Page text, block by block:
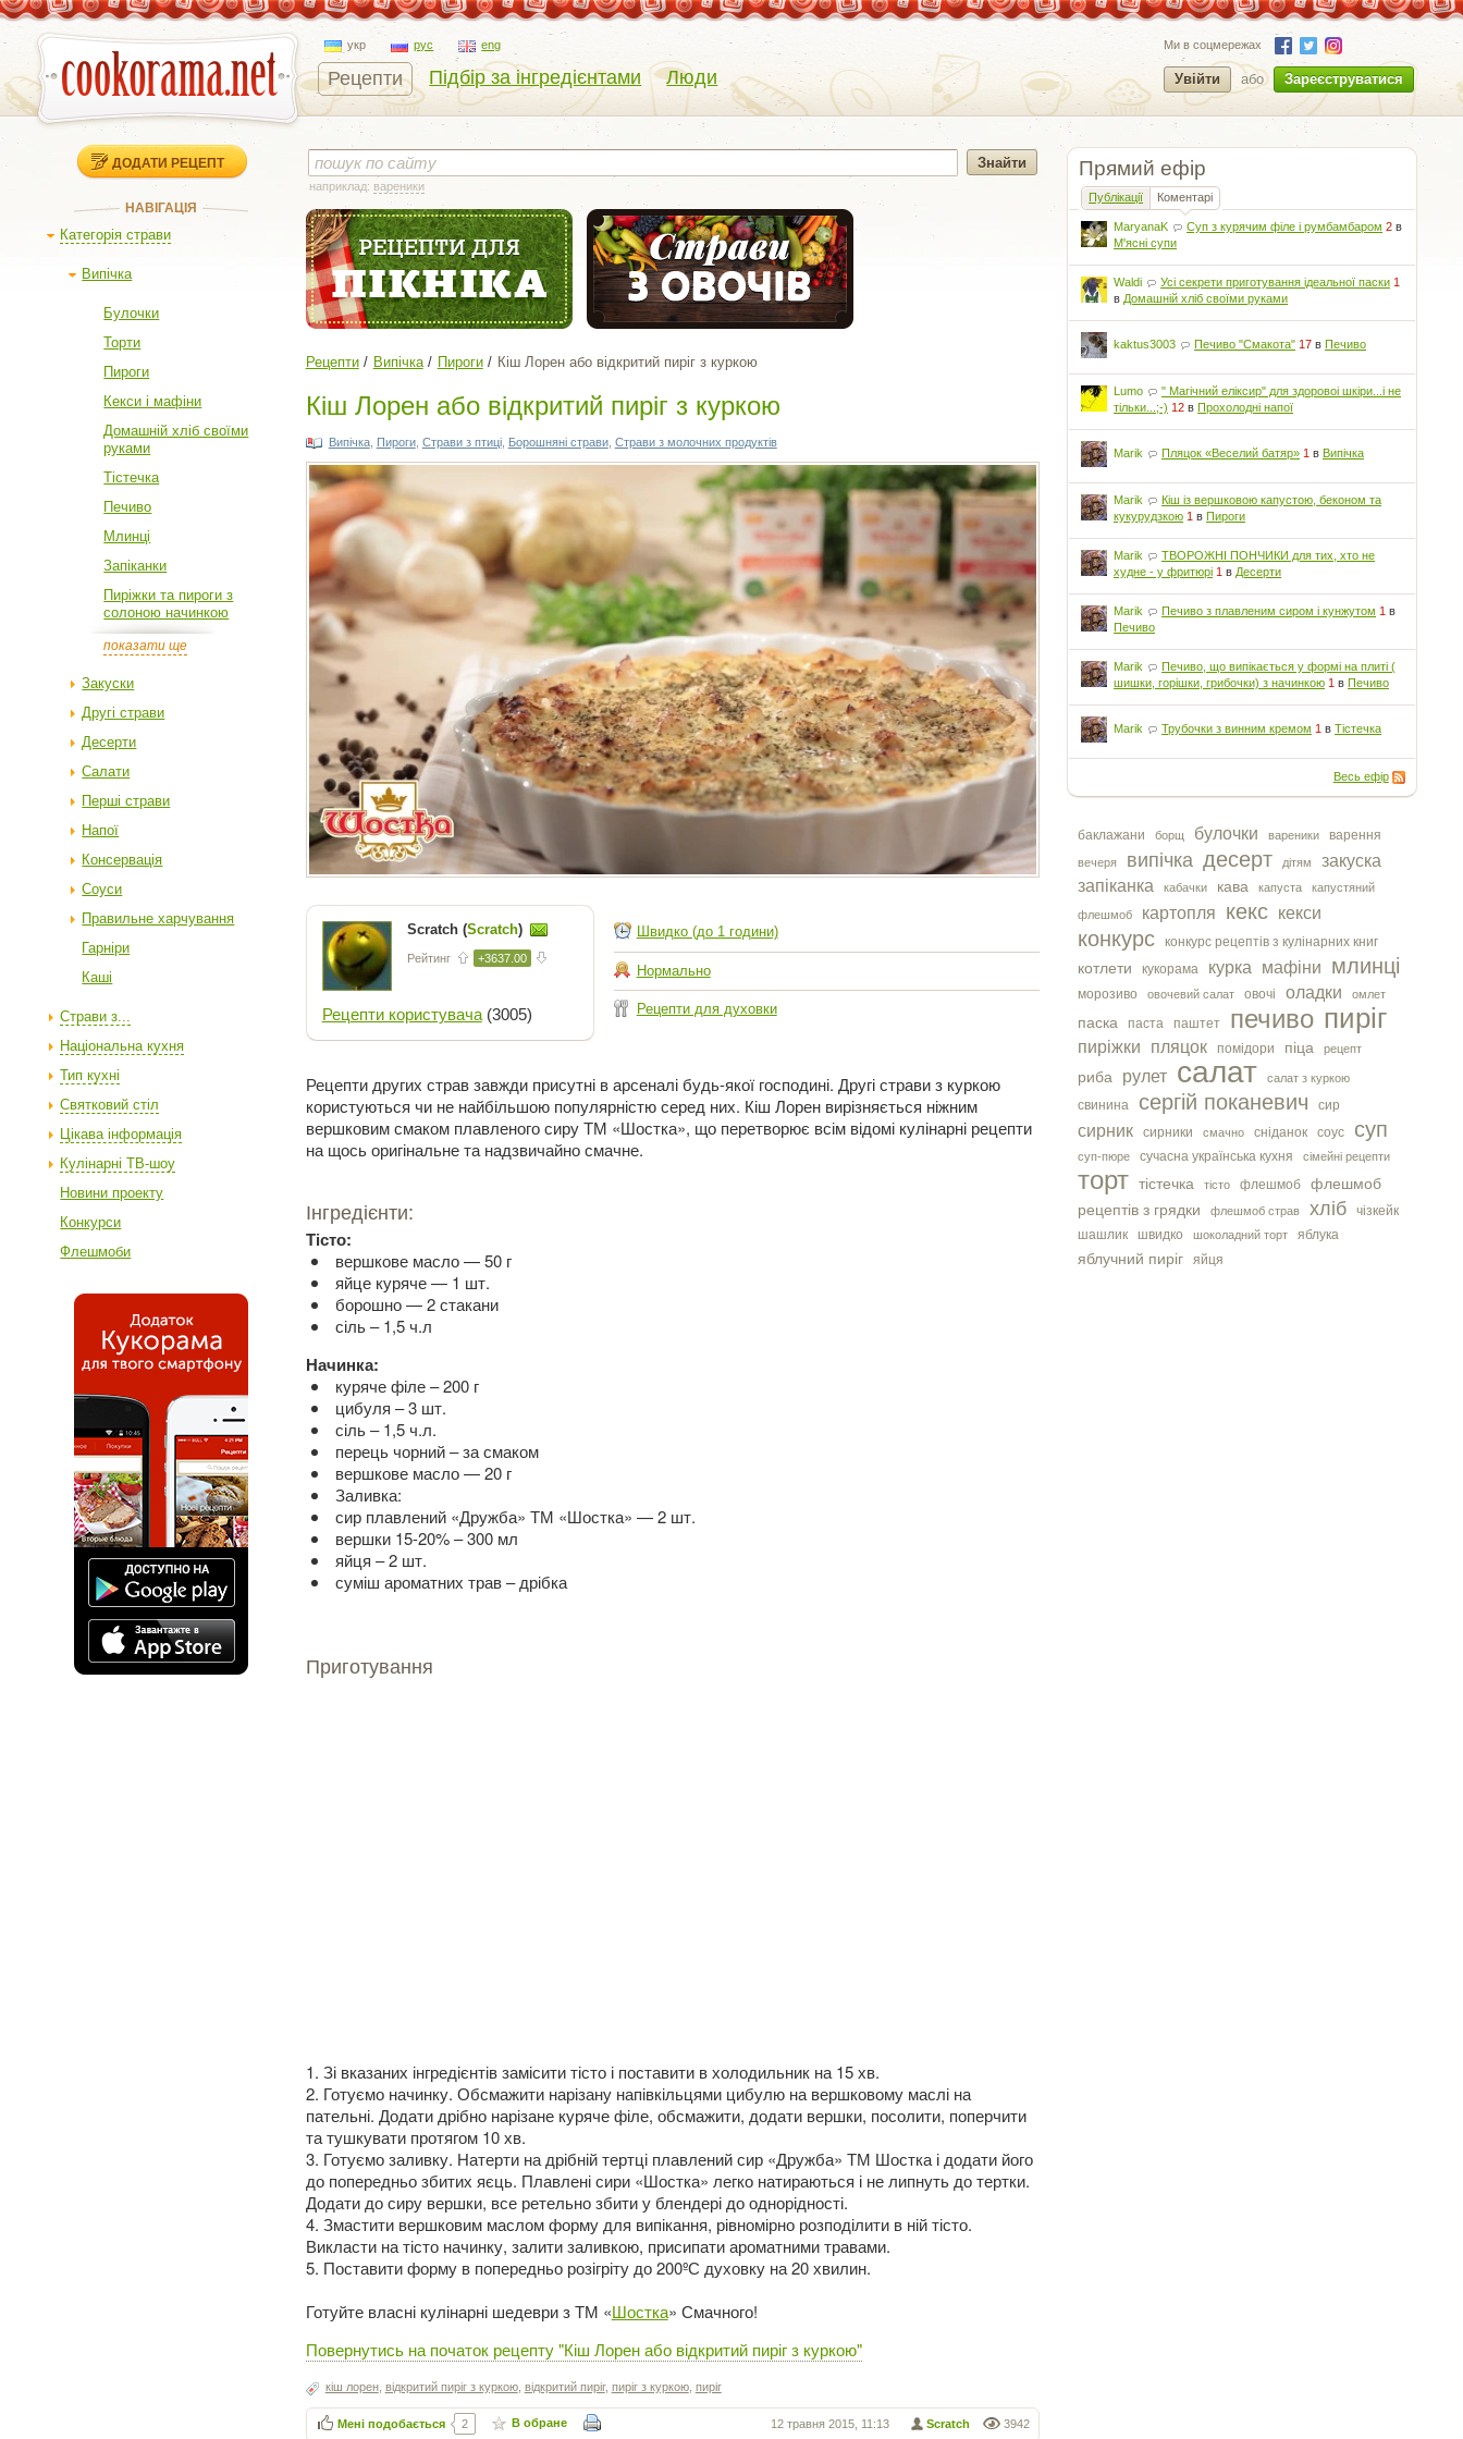
укр рус eng
Рецепти Підбір за інгредієнтами Люди
Ми в соцмережах
Увійти або Зареєструватися
ДОДАТИ РЕЦЕПТ
НАВІГАЦІЯ
Категорія страви
Випічка
Булочки
Торти
Пироги
Кекси і мафіни
Домашній хліб своїми
руками
Тістечка
Печиво
Млинці
Запіканки
Пиріжки та пироги з
солоною начинкою
показати ще
Закуски
Другі страви
Десерти
Салати
Перші страви
Напої
Консервація
Соуси
Правильне харчування
Гарніри
Каші
Страви з...
Національна кухня
Тип кухні
Святковий стіл
Цікава інформація
Кулінарні ТВ-шоу
Новини проекту
Конкурси
Флешмоби
Прямий ефір
Публікації Коментарі
MaryanaK Суп з курячим філе і румбамбаром 2 в
М'ясні супи
Waldi Усі секрети приготування ідеальної паски 1
в Домашній хліб своїми руками
kaktus3003 Печиво "Смакота" 17 вПечиво
Lumo
" Магічний еліксир" для здоровоі шкіри...і не
тільки...;-) 12 вПрохолодні напої
Marik Пляцок «Веселий батяр» 1 вВипічка
Marik
Кіш із вершковою капустою, беконом та
кукурудзкою 1 вПироги
Marik
ТВОРОЖНІ ПОНЧИКИ для тих, хто не
худне - у фритюрі 1 в Десерти
Marik Печиво з плавленим сиром і кунжутом 1 в
Печиво
Marik
Печиво, що випікається у формі на плиті (
шишки, горішки, грибочки) з начинкою 1 вПечиво
Marik Трубочки з винним кремом 1 вТістечка
Весь ефір
баклажани борщ булочки вареники варення
вечеря випічка десерт дітям
закуска
запіканка
кабачки кава капуста капустяний
флешмоб картопля кекс кекси
конкурс конкурс рецептів з кулінарних книг
котлети кукорама курка мафіни млинці
морозиво овочевий салат овочі оладки омлет
паска паста паштет печиво пиріг
пиріжки пляцок помідори піца рецепт
риба рулет салат салат з куркою
свинина сергiй поканевич сир
сирник сирники смачно сніданок соус суп
суп-пюре сучасна українська кухня сімейні рецепти
торт тістечка тісто флешмоб
флешмоб
рецептів з грядки
флешмоб страв хліб
чізкейк
шашлик
швидко шоколадний торт яблука
яблучний пиріг яйця
наприклад: вареники
Рецепти Випічка Пироги Кіш Лорен або відкритий пиріг з куркою
Кіш Лорен або відкритий пиріг з куркою
Випічка, Пироги, Страви з птиці, Борошняні страви, Страви з молочних продуктів
Scratch (Scratch)
Рейтинг +3637.00
Рецепти користувача(3005)
Швидко (до 1 години)
Нормально
Рецепти для духовки
Рецепти других страв завжди присутні в арсеналі будь-якої господині. Другі страви з куркою
користуються чи не найбільшою популярністю серед них. Кіш Лорен вирізняється ніжним
вершковим смаком плавленого сиру ТМ «Шостка», що перетворює всім відомі кулінарні рецепти
на щось оригінальне та надзвичайно смачне.
Інгредієнти:
Тісто:
вершкове масло — 50 г
яйце куряче — 1 шт.
борошно — 2 стакани
сіль – 1,5 ч.л
Начинка:
куряче філе – 200 г
цибуля – 3 шт.
сіль – 1,5 ч.л.
перець чорний – за смаком
вершкове масло — 20 г
Заливка:
сир плавлений «Дружба» ТМ «Шостка» — 2 шт.
вершки 15-20% – 300 мл
яйця – 2 шт.
суміш ароматних трав – дрібка
Приготування
1. Зі вказаних інгредієнтів замісити тісто і поставити в холодильник на 15 хв.
2. Готуємо начинку. Обсмажити нарізану напівкільцями цибулю на вершковому маслі на
пательні. Додати дрібно нарізане куряче філе, обсмажити, додати вершки, посолити, поперчити
та тушкувати протягом 10 хв.
3. Готуємо заливку. Натерти на дрібній тертці плавлений сир «Дружба» ТМ Шостка і додати його
до попередньо збитих яєць. Плавлені сири «Шостка» легко натираються і не липнуть до тертки.
Додати до сиру вершки, все ретельно збити у блендері до однорідності.
4. Змастити вершковим маслом форму для випікання, рівномірно розподілити в ній тісто.
Викласти на тісто начинку, залити заливкою, присипати ароматними травами.
5. Поставити форму в попередньо розігріту до 200ºС духовку на 20 хвилин.
Готуйте власні кулінарні шедеври з ТМ «Шостка» Смачного!
Повернутись на початок рецепту "Кіш Лорен або відкритий пиріг з куркою"
кіш лорен, відкритий пиріг з куркою, відкритий пиріг, пиріг з куркою, пиріг
3942
Scratch
12 травня 2015, 11:13
Мені подобається 2 В обране